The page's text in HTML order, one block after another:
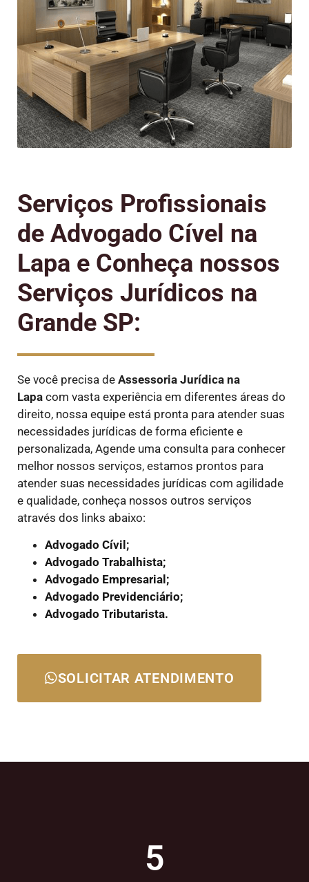
Serviços Profissionais
de Advogado Cível na
Lapa e Conheça nossos
Serviços Jurídicos na
Grande SP:
Se você precisa de Assessoria Jurídica na
Lapa com vasta experiência em diferentes áreas do
direito, nossa equipe está pronta para atender suas
necessidades jurídicas de forma eficiente e
personalizada, Agende uma consulta para conhecer
melhor nossos serviços, estamos prontos para
atender suas necessidades jurídicas com agilidade
e qualidade, conheça nossos outros serviços
através dos links abaixo:
Advogado Cívil;
Advogado Trabalhista;
Advogado Empresarial;
Advogado Previdenciário;
Advogado Tributarista.
SOLICITAR ATENDIMENTO
5